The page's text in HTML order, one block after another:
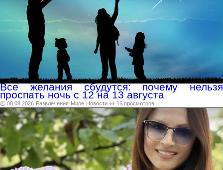
Все желания сбудутся: почему нельзя
проспать ночь с 12 на 13 августа
🕑 08.08.2026 Развлечения Мире Новости 👀 16 просмотров